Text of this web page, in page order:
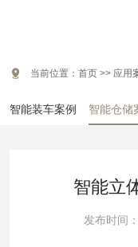
智能装车案例 智能仓储
 当前位置： 首页 >> 应用
智能立
发布时间